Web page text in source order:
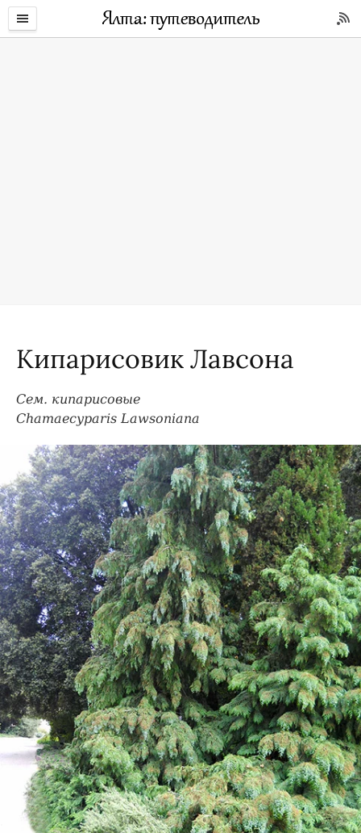
Кипарисовик Лавсона
Сем. кипарисовые
Chamaecyparis Lawsoniana